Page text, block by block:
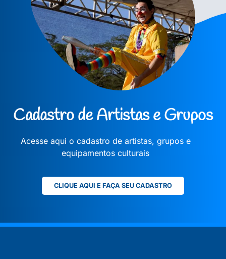
Cadastro de Artistas e Grupos
Acesse aqui o cadastro de artistas, grupos e
equipamentos culturais
CLIQUE AQUI E FAÇA SEU CADASTRO